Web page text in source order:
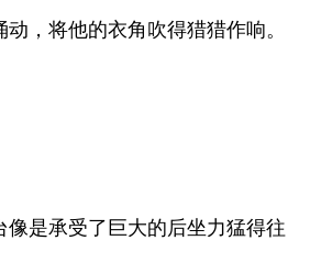
，将他的衣角吹得猎猎作响。
是承受了巨大的后坐力猛得往